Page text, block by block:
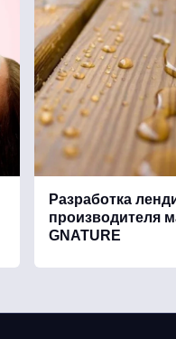
Разработка
производителя
GNATURE